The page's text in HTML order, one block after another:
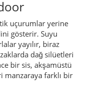
uçurumlar yerine
gösterir. Suyu
yayılır, biraz
dağ silüetleri
bir sis, akşamüstü
manzaraya farklı bir